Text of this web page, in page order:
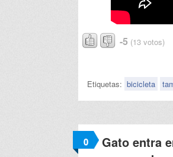
-5 (13 votos)
Etiquetas: bicicleta
0
Gato entra